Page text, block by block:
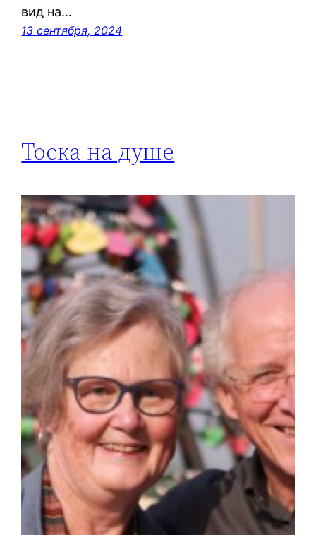
вид на…
13 сентября, 2024
Тоска на душе